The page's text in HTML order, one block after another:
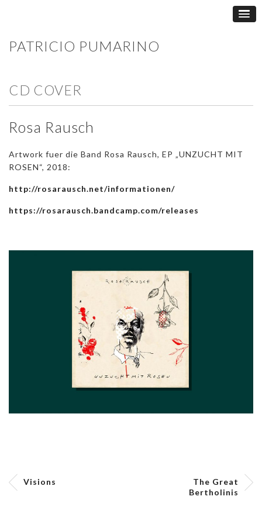
PATRICIO PUMARINO
CD COVER
Rosa Rausch
Artwork fuer die Band Rosa Rausch, EP „UNZUCHT MIT
ROSEN“, 2018:
http://rosarausch.net/informationen/
https://rosarausch.bandcamp.com/releases
Visions
The Great
Bertholinis